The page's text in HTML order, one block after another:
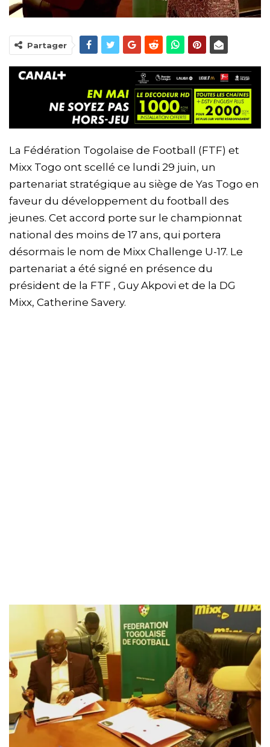
Partager
La Fédération Togolaise de Football (FTF) et
Mixx Togo ont scellé ce lundi 29 juin, un
partenariat stratégique au siège de Yas Togo en
faveur du développement du football des
jeunes. Cet accord porte sur le championnat
national des moins de 17 ans, qui portera
désormais le nom de Mixx Challenge U-17. Le
partenariat a été signé en présence du
président de la FTF , Guy Akpovi et de la DG
Mixx, Catherine Savery.